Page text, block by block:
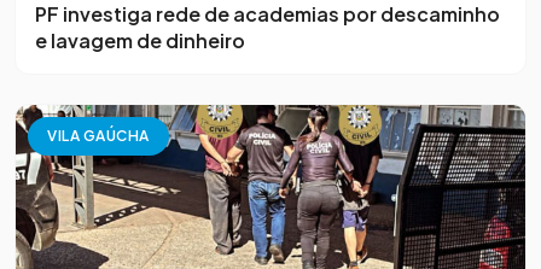
PF investiga rede de academias por descaminho
e lavagem de dinheiro
VILA GAÚCHA